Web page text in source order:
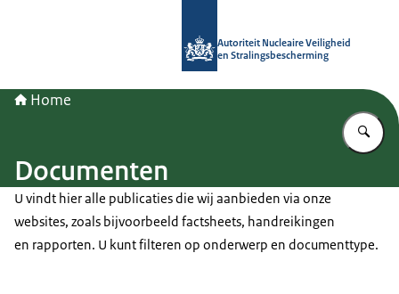
Autoriteit Nucleaire Veiligheid
en Stralingsbescherming
Home
Documenten
U vindt hier alle publicaties die wij aanbieden via onze
websites, zoals bijvoorbeeld factsheets, handreikingen
en rapporten. U kunt filteren op onderwerp en documenttype.